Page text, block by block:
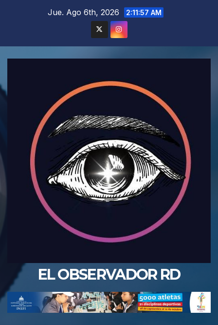
Jue. Ago 6th, 2026 2:11:58 AM
EL OBSERVADOR RD